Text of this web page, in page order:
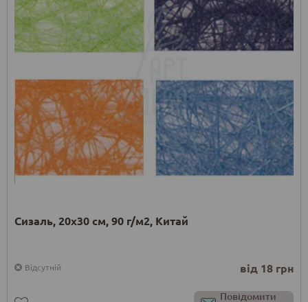
Сизаль, 20х30 см, 90 г/м2, Китай
Відсутній від 18 грн
Повідомити